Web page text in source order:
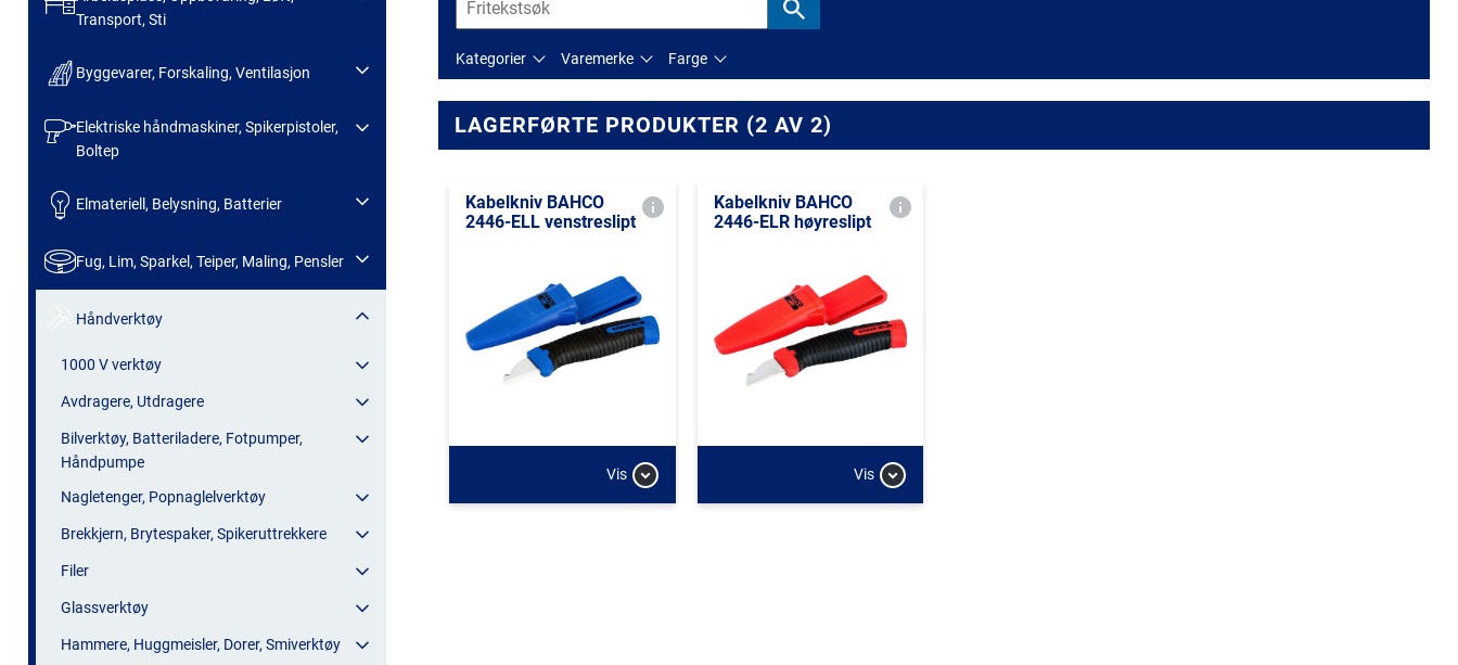
Transport, Sti
Byggevarer, Forskaling, Ventilasjon
Elektriske håndmaskiner, Spikerpistoler,
Boltep
Elmateriell, Belysning, Batterier
Fug, Lim, Sparkel, Teiper, Maling, Pensler
Håndverktøy
1000 V verktøy
Avdragere, Utdragere
Bilverktøy, Batteriladere, Fotpumper,
Håndpumpe
Nagletenger, Popnaglelverktøy
Brekkjern, Brytespaker, Spikeruttrekkere
Filer
Glassverktøy
Hammere, Huggmeisler, Dorer, Smiverktøy
Kategorier Varemerke Farge
LAGERFØRTE PRODUKTER (2 AV 2)
Kabelkniv BAHCO
2446-ELL venstreslipt
Vis
Kabelkniv BAHCO
2446-ELR høyreslipt
Vis